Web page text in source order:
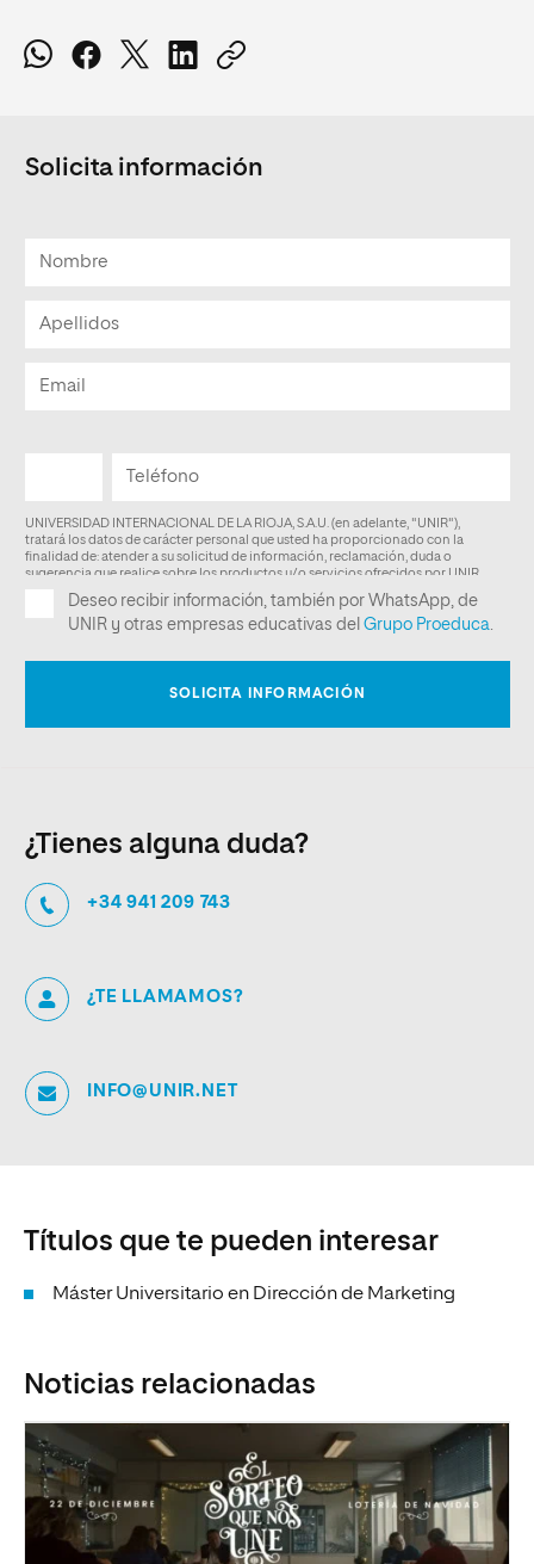
Solicita información
¿Tienes alguna duda?
+34 941 209 743
¿TE LLAMAMOS?
INFO@UNIR.NET
Títulos que te pueden interesar
Máster Universitario en Dirección de Marketing
Noticias relacionadas